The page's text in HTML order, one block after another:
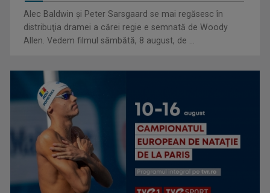
Horoscopul zilei 8 august
Alec Baldwin şi Peter Sarsgaard se mai regăsesc în
distribuţia dramei a cărei regie e semnată de Woody
Allen. Vedem filmul sâmbătă, 8 august, de ...